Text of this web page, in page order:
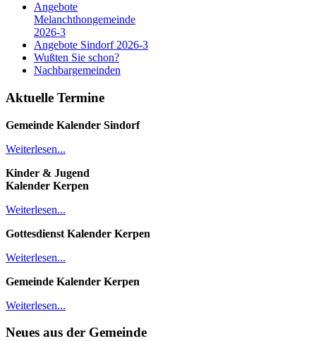
Angebote
Melanchthongemeinde
2026-3
Angebote Sindorf 2026-3
Wußten Sie schon?
Nachbargemeinden
Aktuelle Termine
Gemeinde Kalender Sindorf
Weiterlesen...
Kinder & Jugend
Kalender Kerpen
Weiterlesen...
Gottesdienst Kalender Kerpen
Weiterlesen...
Gemeinde Kalender Kerpen
Weiterlesen...
Neues aus der Gemeinde